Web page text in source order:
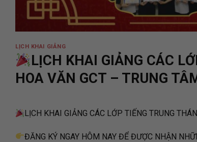
LỊCH KHAI GIẢNG
LỊCH KHAI GIẢNG CÁC
HOA VĂN GCT – TRUNG
LỊCH KHAI GIẢNG CÁC LỚP TIẾNG TRUNG
ĐĂNG KÝ NGAY HÔM NAY ĐỂ ĐƯỢC NHẬN